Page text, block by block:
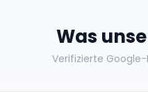
Was
Verifizierte